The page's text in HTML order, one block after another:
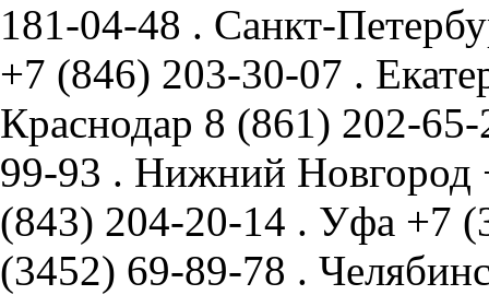
181-04-48 . Санкт-
+7 (846) 203-30-07 .
Краснодар 8 (861) 202-
99-93 . Нижний Новгород
(843) 204-20-14 . Уфа +7
(3452) 69-89-78 .